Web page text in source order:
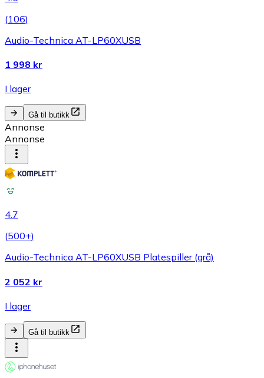
(106)
Audio-Technica AT-LP60XUSB
1 998 kr
I lager
Gå til butikk
Annonse
Annonse
4.7
(500+)
Audio-Technica AT-LP60XUSB Platespiller (grå)
2 052 kr
I lager
Gå til butikk